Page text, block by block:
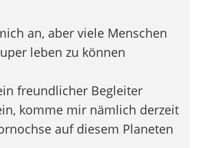
an, aber viele Menschen
leben zu können
freundlicher Begleiter
komme mir nämlich derzeit
auf diesem Planeten